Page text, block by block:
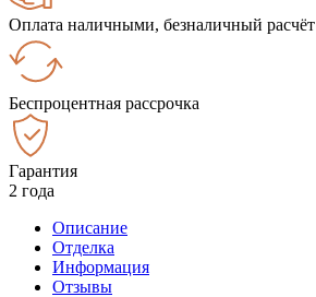
Оплата наличными, безналичный расчёт
Беспроцентная рассрочка
Гарантия
2 года
Описание
Отделка
Информация
Отзывы